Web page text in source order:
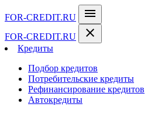
FOR-CREDIT.RU menu
FOR-CREDIT.RU close
Кредиты
Подбор кредитов
Потребительские кредиты
Рефинансирование кредитов
Автокредиты